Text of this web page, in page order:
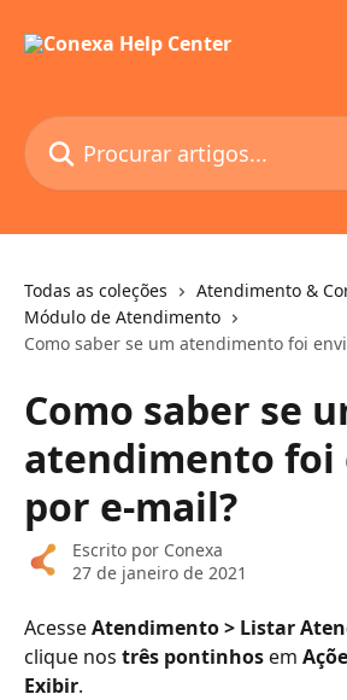
Procurar artigos...
Todas as coleções
Atendimento &
Módulo de Atendimento
Como saber se um atendimento foi
Como saber se
atendimento foi
por e-mail?
Escrito por Conexa
27 de janeiro de 2021
Acesse Atendimento > Listar
clique nos três pontinhos em
Exibir.